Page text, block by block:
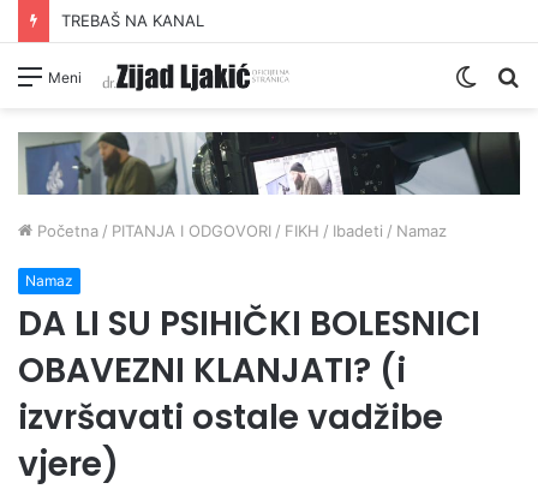
TREBAŠ NA KANAL
Meni
Switch
Početna / PITANJA I ODGOVORI / FIKH / Ibadeti / Namaz
Namaz
DA LI SU PSIHIČKI BOLESNICI
OBAVEZNI KLANJATI? (i
izvršavati ostale vadžibe
vjere)